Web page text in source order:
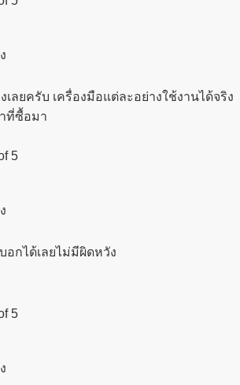
ลยครับ เครื่องมือแต่ละอย่างใช้งานได้จริง
ที่ซื้อมา
5
กได้เลยไม่มีผิดหวัง
5